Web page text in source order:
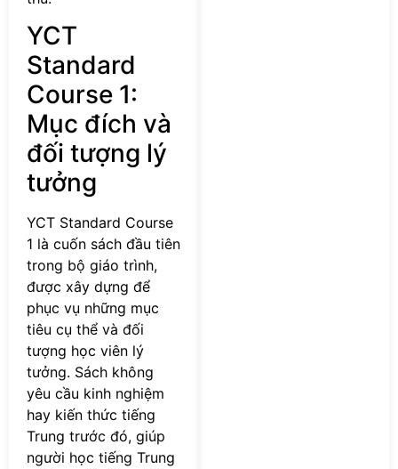
YCT
Standard
Course 1:
Mục đích và
đối tượng lý
tưởng
YCT Standard Course
1 là cuốn sách đầu tiên
trong bộ giáo trình,
được xây dựng để
phục vụ những mục
tiêu cụ thể và đối
tượng học viên lý
tưởng. Sách không
yêu cầu kinh nghiệm
hay kiến thức tiếng
Trung trước đó, giúp
người học tiếng Trung